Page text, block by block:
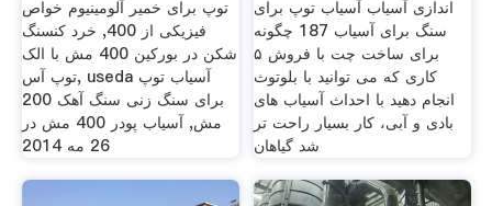
توپ برای خمیر آلومینیوم خواص
فیزیکی از 400, خرد کنسنگ
شکن در بورکین 400 مش با الک
توپ آس, useda آسیاب توپ
برای سنگ زنی سنگ آهک 200
مش, آسیاب پودر 400 مش در
26 مه 2014
اندازی آسیاب آسیاب توپ برای
سنگ برای آسیاب 187 چگونه
برای ساخت چت با فروش ۵
کاری که می توانید با بلوتوث
انجام دهید با احداث آسیاب های
بادی و آبی، کار بسیار راحت تر
شد گیاهان